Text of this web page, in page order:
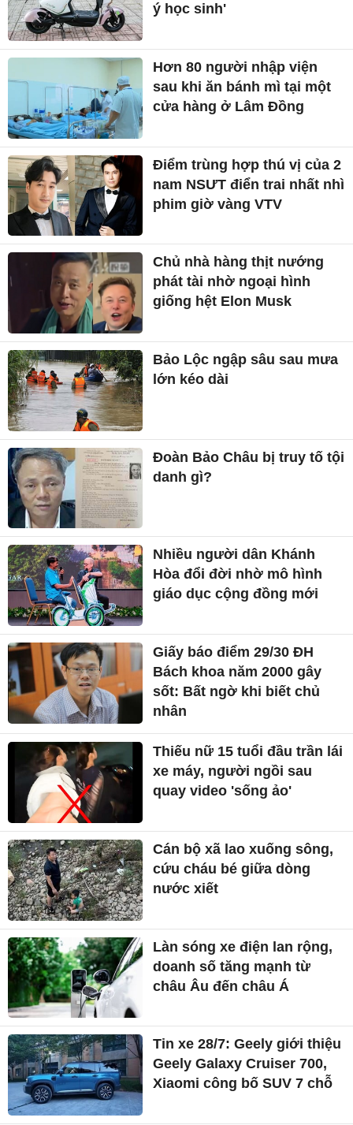
ý học sinh'
Hơn 80 người nhập viện
sau khi ăn bánh mì tại một
cửa hàng ở Lâm Đồng
Điểm trùng hợp thú vị của 2
nam NSƯT điển trai nhất nhì
phim giờ vàng VTV
Chủ nhà hàng thịt nướng
phát tài nhờ ngoại hình
giống hệt Elon Musk
Bảo Lộc ngập sâu sau mưa
lớn kéo dài
Đoàn Bảo Châu bị truy tố tội
danh gì?
Nhiều người dân Khánh
Hòa đổi đời nhờ mô hình
giáo dục cộng đồng mới
Giấy báo điểm 29/30 ĐH
Bách khoa năm 2000 gây
sốt: Bất ngờ khi biết chủ
nhân
Thiếu nữ 15 tuổi đầu trần lái
xe máy, người ngồi sau
quay video 'sống ảo'
Cán bộ xã lao xuống sông,
cứu cháu bé giữa dòng
nước xiết
Làn sóng xe điện lan rộng,
doanh số tăng mạnh từ
châu Âu đến châu Á
Tin xe 28/7: Geely giới thiệu
Geely Galaxy Cruiser 700,
Xiaomi công bố SUV 7 chỗ